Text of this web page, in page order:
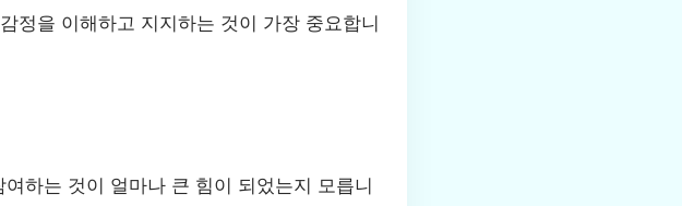
정을 이해하고 지지하는 것이 가장 중요합니
하는 것이 얼마나 큰 힘이 되었는지 모릅니